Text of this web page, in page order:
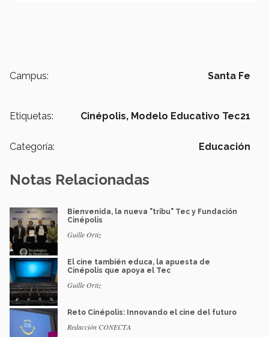
Campus: Santa Fe
Etiquetas: Cinépolis, Modelo Educativo Tec21
Categoría: Educación
Notas Relacionadas
Bienvenida, la nueva "tribu" Tec y Fundación
Cinépolis
Guille Ortiz
El cine también educa, la apuesta de
Cinépolis que apoya el Tec
Guille Ortiz
Reto Cinépolis: Innovando el cine del futuro
Redacción CONECTA